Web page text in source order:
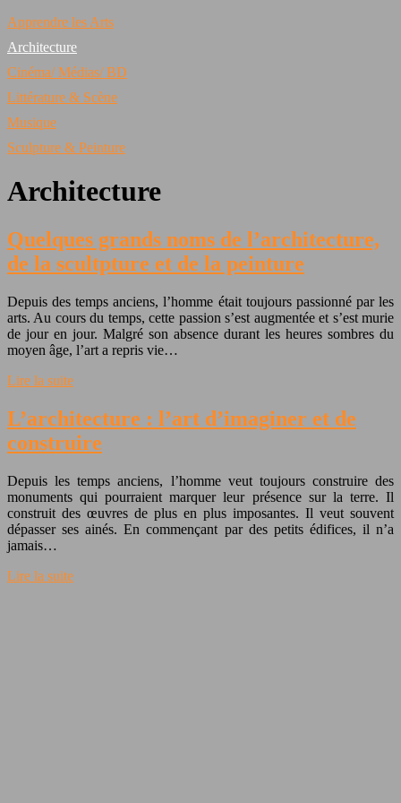
Apprendre les Arts
Architecture
Cinéma/ Médias/ BD
Littérature & Scène
Musique
Sculpture & Peinture
Architecture
Quelques grands noms de l’architecture,
de la scultpture et de la peinture
Depuis des temps anciens, l’homme était toujours passionné par les
arts. Au cours du temps, cette passion s’est augmentée et s’est murie
de jour en jour. Malgré son absence durant les heures sombres du
moyen âge, l’art a repris vie…
Lire la suite
L’architecture : l’art d’imaginer et de
construire
Depuis les temps anciens, l’homme veut toujours construire des
monuments qui pourraient marquer leur présence sur la terre. Il
construit des œuvres de plus en plus imposantes. Il veut souvent
dépasser ses ainés. En commençant par des petits édifices, il n’a
jamais…
Lire la suite